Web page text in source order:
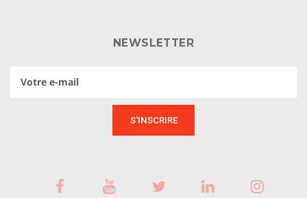
NEWSLETTER